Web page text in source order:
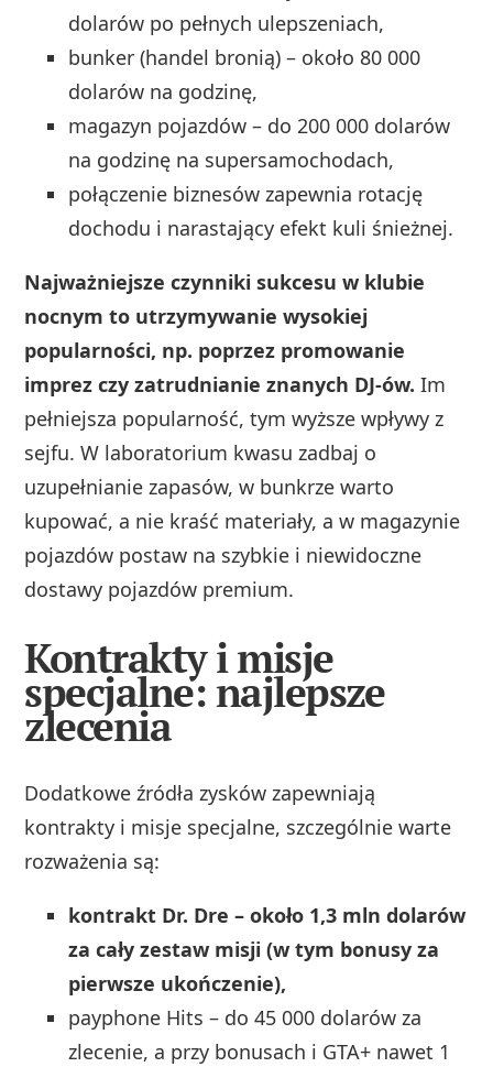
dolarów po pełnych ulepszeniach,
bunker (handel bronią) – około 80 000
dolarów na godzinę,
magazyn pojazdów – do 200 000 dolarów
na godzinę na supersamochodach,
połączenie biznesów zapewnia rotację
dochodu i narastający efekt kuli śnieżnej.
Najważniejsze czynniki sukcesu w klubie
nocnym to utrzymywanie wysokiej
popularności, np. poprzez promowanie
imprez czy zatrudnianie znanych DJ-ów. Im
pełniejsza popularność, tym wyższe wpływy z
sejfu. W laboratorium kwasu zadbaj o
uzupełnianie zapasów, w bunkrze warto
kupować, a nie kraść materiały, a w magazynie
pojazdów postaw na szybkie i niewidoczne
dostawy pojazdów premium.
Kontrakty i misje
specjalne: najlepsze
zlecenia
Dodatkowe źródła zysków zapewniają
kontrakty i misje specjalne, szczególnie warte
rozważenia są:
kontrakt Dr. Dre – około 1,3 mln dolarów
za cały zestaw misji (w tym bonusy za
pierwsze ukończenie),
payphone Hits – do 45 000 dolarów za
zlecenie, a przy bonusach i GTA+ nawet 1